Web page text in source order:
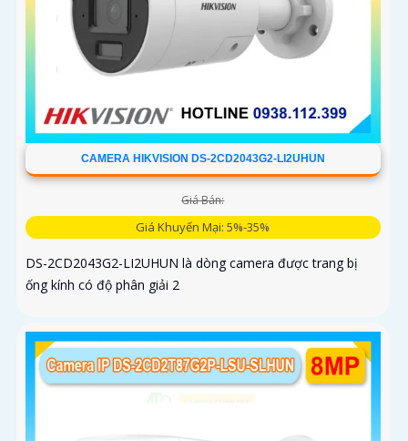
CAMERA HIKVISION DS-2CD2043G2-LI2UHUN
Giá Bán:
Giá Khuyến Mại: 5%-35%
DS-2CD2043G2-LI2UHUN là dòng camera được trang bị
ống kính có độ phân giải 2